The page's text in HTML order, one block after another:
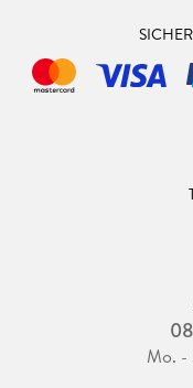
Mo. -